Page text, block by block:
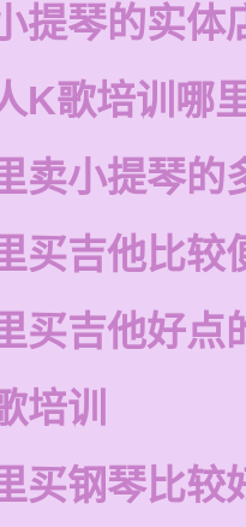
提琴的实体
K歌培训哪
卖小提琴的
买吉他比较
买吉他好点
培训
买钢琴比较